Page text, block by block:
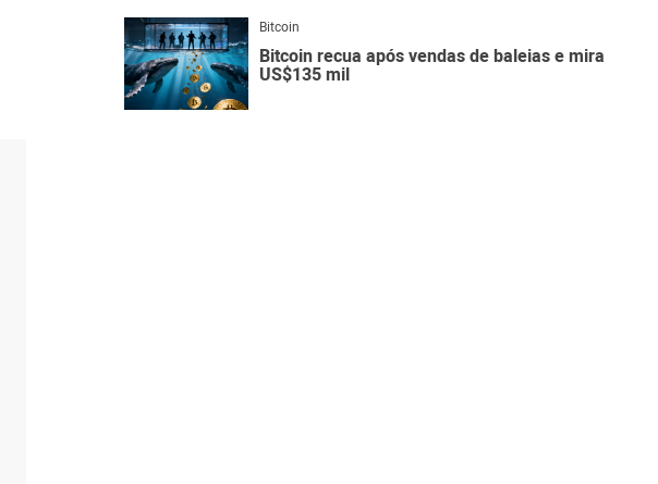
Bitcoin
Bitcoin recua após vendas de baleias e mira
US$135 mil